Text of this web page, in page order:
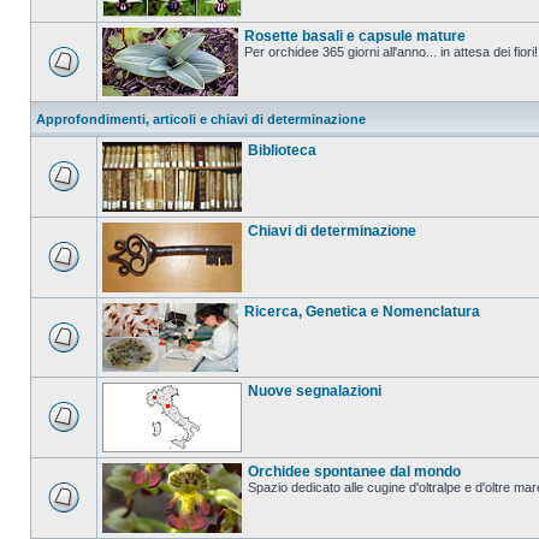
Rosette basali e capsule mature
Per orchidee 365 giorni all'anno... in attesa dei fiori!
Approfondimenti, articoli e chiavi di determinazione
Biblioteca
Chiavi di determinazione
Ricerca, Genetica e Nomenclatura
Nuove segnalazioni
Orchidee spontanee dal mondo
Spazio dedicato alle cugine d'oltralpe e d'oltre